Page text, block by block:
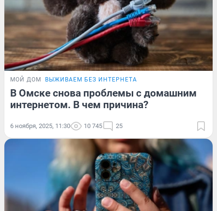
МОЙ ДОМ ВЫЖИВАЕМ БЕЗ ИНТЕРНЕТА
В Омске снова проблемы с домашним
интернетом. В чем причина?
6 ноября, 2025, 11:30 10 745 25